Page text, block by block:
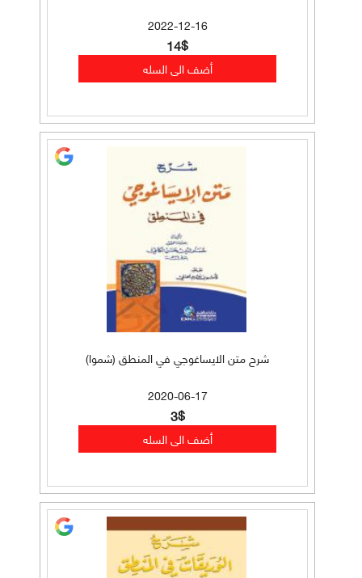
2022-12-16
14$
شرح متن الايساغوجي في المنطق (شموا)
2020-06-17
3$